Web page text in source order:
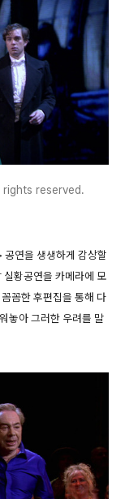
reserved.
연을 생생하게 감상할
실황공연을 카메라에 모
꼼한 후편집을 통해 다
놓아 그러한 우려를 말